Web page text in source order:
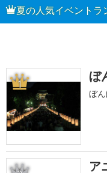
夏の人気イベントラ
1 ぼ
ぼ
ア